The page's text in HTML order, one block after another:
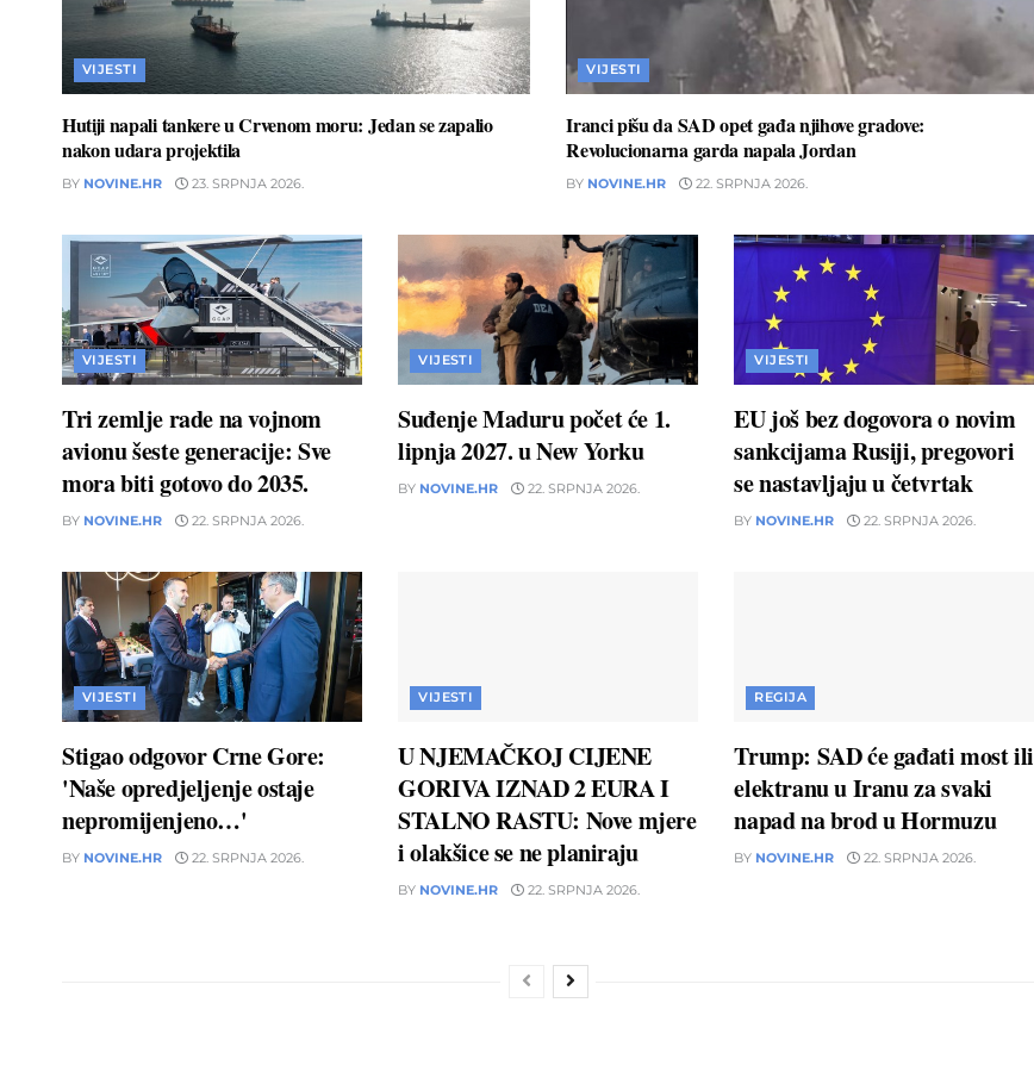
VIJESTI
Hutiji napali tankere u Crvenom moru: Jedan se zapalio
nakon udara projektila
BY NOVINE.HR 23. SRPNJA 2026.
VIJESTI
Iranci pišu da SAD opet gađa njihove gradove:
Revolucionarna garda napala Jordan
BY NOVINE.HR 22. SRPNJA 2026.
VIJESTI
Tri zemlje rade na vojnom
avionu šeste generacije: Sve
mora biti gotovo do 2035.
BY NOVINE.HR 22. SRPNJA 2026.
VIJESTI
Suđenje Maduru počet će 1.
lipnja 2027. u New Yorku
BY NOVINE.HR 22. SRPNJA 2026.
VIJESTI
EU još bez dogovora o novim
sankcijama Rusiji, pregovori
se nastavljaju u četvrtak
BY NOVINE.HR 22. SRPNJA 2026.
VIJESTI
Stigao odgovor Crne Gore:
'Naše opredjeljenje ostaje
nepromijenjeno…'
BY NOVINE.HR 22. SRPNJA 2026.
VIJESTI
U NJEMAČKOJ CIJENE
GORIVA IZNAD 2 EURA I
STALNO RASTU: Nove mjere
i olakšice se ne planiraju
BY NOVINE.HR 22. SRPNJA 2026.
REGIJA
Trump: SAD će gađati most ili
elektranu u Iranu za svaki
napad na brod u Hormuzu
BY NOVINE.HR 22. SRPNJA 2026.